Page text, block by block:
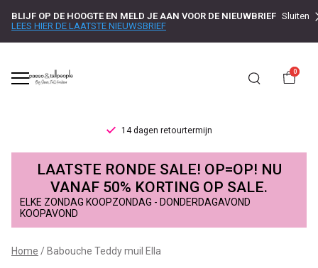
BLIJF OP DE HOOGTE EN MELD JE AAN VOOR DE NIEUWBRIEF
LEES HIER DE LAATSTE NIEUWSBRIEF
Sluiten
0
Gratis verzenden v.a. €75,-
Babouche
Teddy
muil
Ella
LAATSTE RONDE SALE! OP=OP! NU
VANAF 50% KORTING OP SALE.
ELKE ZONDAG KOOPZONDAG - DONDERDAGAVOND
KOOPAVOND
Home Babouche Teddy muil Ella